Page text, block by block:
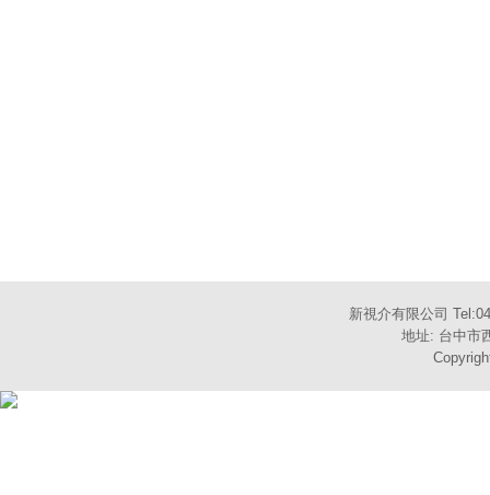
新視介有限公司
地址: 台中市